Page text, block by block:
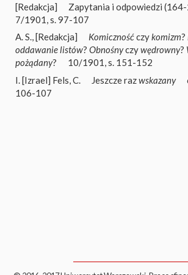
[Redakcja]
Zapytania i odpowiedzi
7/1901, s. 97-107
A. S.,[Redakcja] Komicznośćczykomizm?
oddawanie listów? Obnośnyczywędrowny?
pożądany?
10/1901, s. 151-152
I. [Izrael] Fels C. Jeszcze razwskazany
106-107